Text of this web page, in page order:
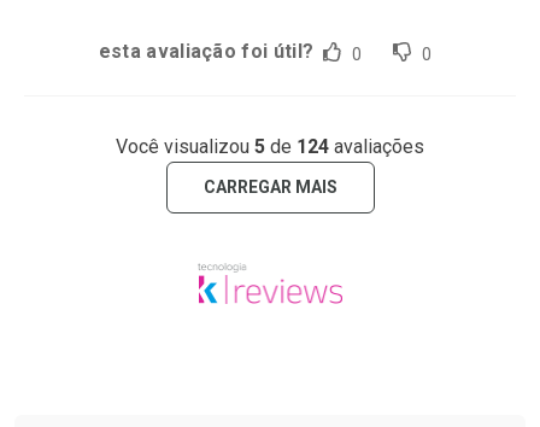
esta avaliação foi útil? 0 0
Você visualizou 5 de 124 avaliações
CARREGAR MAIS